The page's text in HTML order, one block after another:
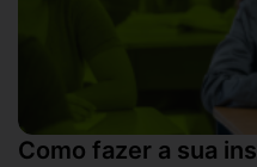
Como fazer a sua